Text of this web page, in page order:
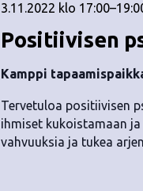
Positiivisen
3.11.2022 klo 17:00–
Kamppi
Tervetuloa positiivisen
ihmiset kukoistamaan
vahvuuksia ja tukea